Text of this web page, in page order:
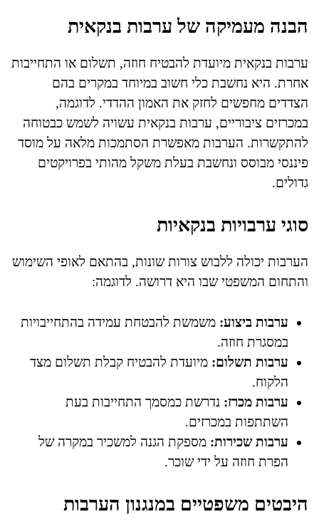
הבנה מעמיקה של ערבות בנקאית
ערבות בנקאית מיועדת להבטיח חוזה, תשלום או התחייבות
אחרת. היא נחשבת כלי חשוב במיוחד במקרים בהם
הצדדים מחפשים לחזק את האמון ההדדי. לדוגמה,
במכרזים ציבוריים, ערבות בנקאית עשויה לשמש כבטוחה
להתקשרות. הערבות מאפשרת הסתמכות מלאה על מוסד
פיננסי מבוסס ונחשבת בעלת משקל מהותי בפרויקטים
גדולים.
סוגי ערבויות בנקאיות
הערבות יכולה ללבוש צורות שונות, בהתאם לאופי השימוש
והתחום המשפטי שבו היא דרושה. לדוגמה:
ערבות ביצוע: משמשת להבטחת עמידה בהתחייבויות
במסגרת חוזה.
ערבות תשלום: מיועדת להבטיח קבלת תשלום מצד
הלקוח.
ערבות מכרז: נדרשת כמסמך התחייבות בעת
השתתפות במכרזים.
ערבות שכירות: מספקת הגנה למשכיר במקרה של
הפרת חוזה על ידי שוכר.
היבטים משפטיים במנגנון הערבות